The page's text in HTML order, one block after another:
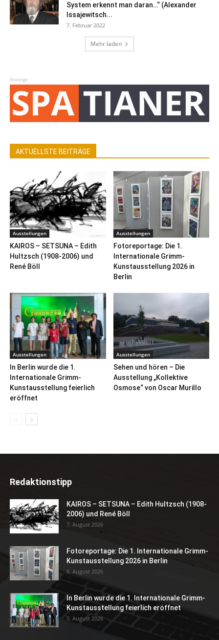
System erkennt man daran…“ (Alexander
Issajewitsch...
7. Februar 2022
Mehr laden
Anzeige
AKTUELLSTE BEITRÄGE
Ausstellungen
KAIROS – SETSUNA – Edith
Hultzsch (1908-2006) und
René Böll
Ausstellungen
Fotoreportage: Die 1.
Internationale Grimm-
Kunstausstellung 2026 in
Berlin
Ausstellungen
In Berlin wurde die 1.
Internationale Grimm-
Kunstausstellung feierlich
eröffnet
Ausstellungen
Sehen und hören – Die
Ausstellung „Kollektive
Osmose“ von Oscar Murillo
Redaktionstipp
KAIROS – SETSUNA – Edith Hultzsch (1908-
2006) und René Böll
7. August 2026
Fotoreportage: Die 1. Internationale Grimm-
Kunstausstellung 2026 in Berlin
6. August 2026
In Berlin wurde die 1. Internationale Grimm-
Kunstausstellung feierlich eröffnet
5. August 2026